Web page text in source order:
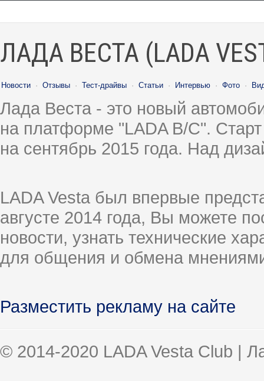
ЛАДА ВЕСТА (LADA
Новости · Отзывы · Тест-драйвы · Статьи · Интервью · Фото ·
Лада Веста - это новый
на платформе "LADA B/C".
на сентябрь 2015 года. Над
LADA Vesta был впервые
августе 2014 года, Вы можете
новости, узнать технические
для общения и обмена
Разместить рекламу на сайте
© 2014-2020 LADA Vesta Club |